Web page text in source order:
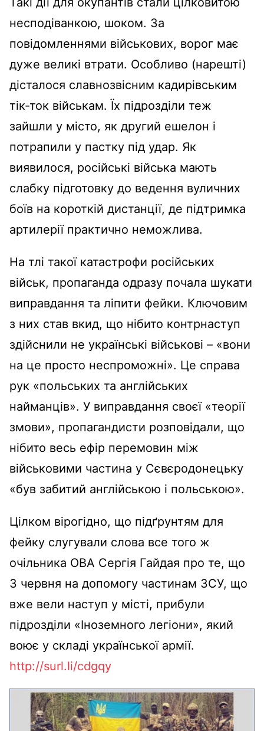
несподіванкою, шоком. За
повідомленнями військових, ворог має
дуже великі втрати. Особливо (нарешті)
дісталося славнозвісним кадирівським
тік-ток військам. Їх підрозділи теж
зайшли у місто, як другий ешелон і
потрапили у пастку під удар. Як
виявилося, російські війська мають
слабку підготовку до ведення вуличних
боїв на короткій дистанції, де підтримка
артилерії практично неможлива.
На тлі такої катастрофи російських
військ, пропаганда одразу почала шукати
виправдання та ліпити фейки. Ключовим
з них став вкид, що нібито контрнаступ
здійснили не українські військові – «вони
на це просто неспроможні». Це справа
рук «польських та англійських
найманців». У виправдання своєї «теорії
змови», пропагандисти розповідали, що
нібито весь ефір перемовин між
військовими частина у Сєвєродонецьку
«був забитий англійською і польською».
Цілком вірогідно, що підґрунтям для
фейку слугували слова все того ж
очільника ОВА Сергія Гайдая про те, що
3 червня на допомогу частинам ЗСУ, що
вже вели наступ у місті, прибули
підрозділи «Іноземного легіони», який
воює у складі української армії.
http://surl.li/cdgqy